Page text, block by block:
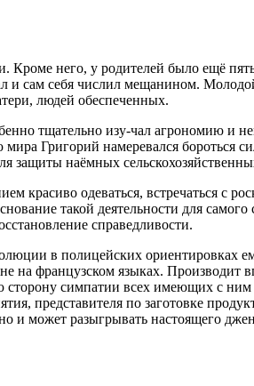
него, у родителей было ещё
сам себя числил мещанином.
людей обеспеченных.
тщательно изу-чал агрономию и
Григорий намеревался бороться
защиты наёмных
красиво одеваться, встречаться с
такой деятельности для
справедливости.
в полицейских ориентировках
на французском языках. Производит
сторону симпатии всех имеющих с
представителя по заготовке
и может разыгрывать настоящего